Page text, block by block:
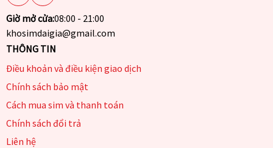
Giờ mở cửa:08:00 - 21:00
khosimdaigia@gmail.com
THÔNG TIN
Điều khoản và điều kiện giao dịch
Chính sách bảo mật
Cách mua sim và thanh toán
Chính sách đổi trả
Liên hệ